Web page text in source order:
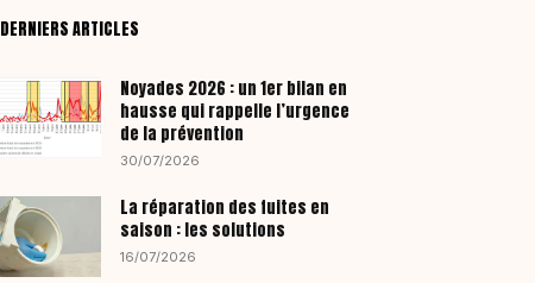
DERNIERS ARTICLES
Noyades 2026 : un 1er bilan en
hausse qui rappelle l’urgence
de la prévention
30/07/2026
La réparation des fuites en
saison : les solutions
16/07/2026